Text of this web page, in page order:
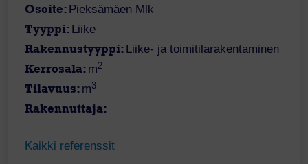
Osoite: Pieksämäen Mlk
Tyyppi: Liike
Rakennustyyppi: Liike- ja toimitilarakentaminen
Kerrosala: m2
Tilavuus: m3
Rakennuttaja:
Kaikki referenssit